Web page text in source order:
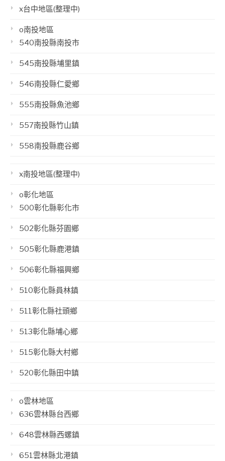
x台中地區(整理中)
o南投地區
540南投縣南投市
545南投縣埔里鎮
546南投縣仁愛鄉
555南投縣魚池鄉
557南投縣竹山鎮
558南投縣鹿谷鄉
x南投地區(整理中)
o彰化地區
500彰化縣彰化市
502彰化縣芬園鄉
505彰化縣鹿港鎮
506彰化縣福興鄉
510彰化縣員林鎮
511彰化縣社頭鄉
513彰化縣埔心鄉
515彰化縣大村鄉
520彰化縣田中鎮
o雲林地區
636雲林縣台西鄉
648雲林縣西螺鎮
651雲林縣北港鎮